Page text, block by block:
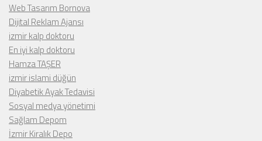
Web Tasarım Bornova
Dijital Reklam Ajansı
izmir kalp doktoru
En iyi kalp doktoru
Hamza TAŞER
izmir islami düğün
Diyabetik Ayak Tedavisi
Sosyal medya yönetimi
Sağlam Depom
İzmir Kiralık Depo